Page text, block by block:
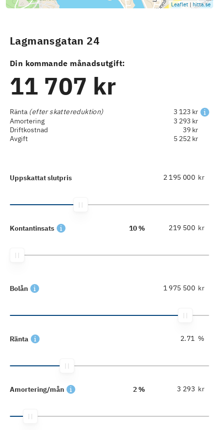
Leaflet | hitta.se
Lagmansgatan 24
Din kommande månadsutgift:
11 707 kr
Ränta (efter skattereduktion)
3 123 kr
Amortering
3 293 kr
Driftkostnad
39 kr
Avgift
5 252 kr
Uppskattat slutpris kr
Kontantinsats 10 % kr
Bolån kr
Ränta %
Amortering/mån 2 % kr